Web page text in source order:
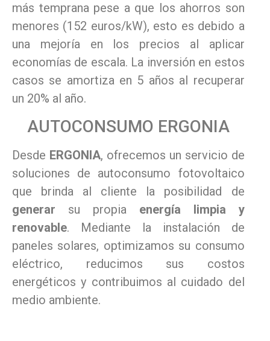
más temprana pese a que los ahorros son
menores (152 euros/kW), esto es debido a
una mejoría en los precios al aplicar
economías de escala. La inversión en estos
casos se amortiza en 5 años al recuperar
un 20% al año.
AUTOCONSUMO ERGONIA
Desde ERGONIA, ofrecemos un servicio de
soluciones de autoconsumo fotovoltaico
que brinda al cliente la posibilidad de
generar su propia energía limpia y
renovable. Mediante la instalación de
paneles solares, optimizamos su consumo
eléctrico, reducimos sus costos
energéticos y contribuimos al cuidado del
medio ambiente.